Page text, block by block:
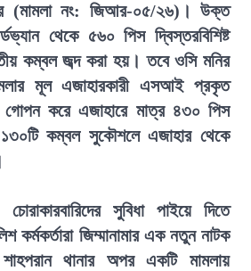
(মামলা নং: জিআর-০৫/২৬)। উক্ত
থেকে ৫৬০ পিস দ্বিস্তরবিশিষ্ট
কম্বল জব্দ করা হয়। তবে ওসি মনির
মূল এজাহারকারী এসআই প্রকৃত
করে এজাহারে মাত্র ৪৩০ পিস
কম্বল সুকৌশলে এজাহার থেকে
সুবিধা পাইয়ে দিতে
কর্মকর্তারা জিম্মানামার এক নতুন নাটক
থানার অপর একটি মামলায়